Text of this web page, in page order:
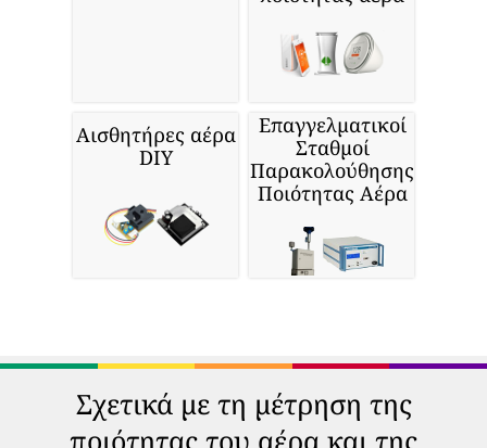
Αισθητήρες αέρα
DIY
Επαγγελματικοί
Σταθμοί
Παρακολούθησης
Ποιότητας Αέρα
Σχετικά με τη μέτρηση της
ποιότητας του αέρα και της